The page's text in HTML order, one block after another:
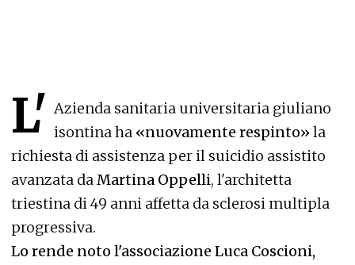
L' Azienda sanitaria universitaria giuliano
isontina ha «nuovamente respinto» la
richiesta di assistenza per il suicidio assistito
avanzata daMartina Oppelli, l'architetta
triestina di 49 anni affetta da sclerosi multipla
progressiva.
Lo rende noto l'associazione Luca Coscioni,